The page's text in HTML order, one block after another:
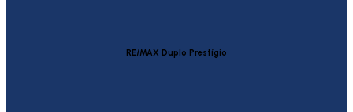
RE/MAX Duplo Prestígio